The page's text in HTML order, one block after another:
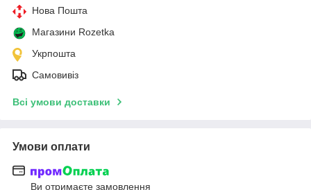
Нова Пошта
Магазини Rozetka
Укрпошта
Самовивіз
Всі умови доставки
Умови оплати
Ви отримаєте замовлення